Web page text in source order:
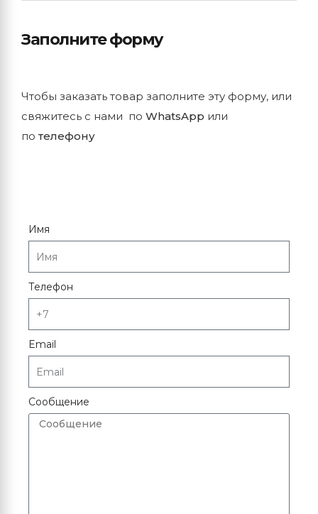
Заполните форму
Чтобы заказать товар заполните эту форму, или
свяжитесь с нами по WhatsApp или
потелефону
Имя
Телефон
Email
Сообщение